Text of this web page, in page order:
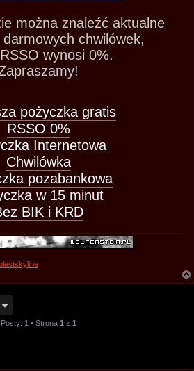
można znaleźć aktualne
chwilówek,
wynosi 0%.
pożyczka gratis
RSSO 0%
Internetowa
Chwilówka
pozabankowa
w 15 minut
BIK i KRD
Posty: 1 • Strona 1 z 1